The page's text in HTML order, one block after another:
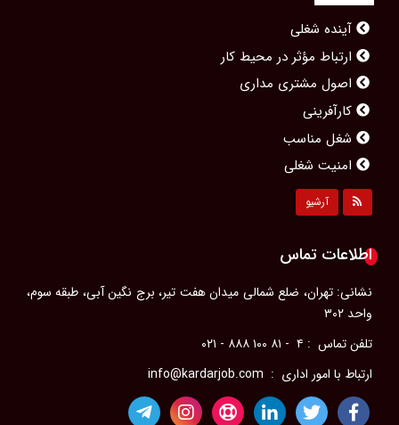
آینده شغلی
ارتباط مؤثر در محیط کار
اصول مشتری مداری
کارآفرینی
شغل مناسب
امنیت شغلی
مشاغل محبوب بانوان
مصاحبه کاری
پیشرفت شغلی
ویژگی‌های یک مدیر موفق
سلامت جسم در محل کار
مدیریت احساسات در محیط کار
رضایت شغلی
آرشیو
اطلاعات تماس
نشانی: تهران، ضلع شمالی میدان هفت تیر، برج نگین آبی، طبقه سوم،
واحد ۳۰۲
تلفن تماس : ۴ - ۸۱ ۱۰۰ ۸۸۸ - ۰۲۱
ارتباط با امور اداری : info@kardarjob.com